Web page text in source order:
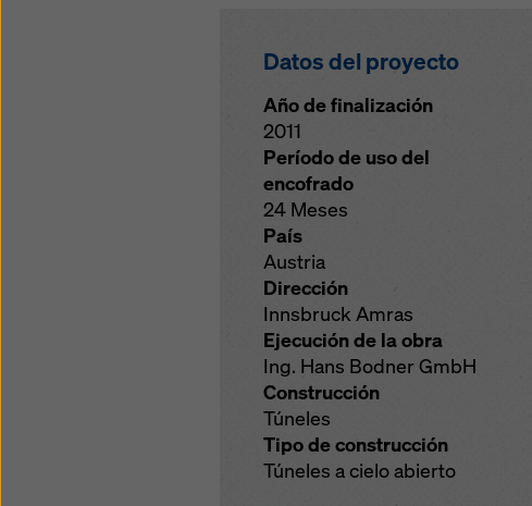
Datos del proyecto
Año de finalización
2011
Período de uso del
encofrado
24 Meses
País
Austria
Dirección
Innsbruck Amras
Ejecución de la obra
Ing. Hans Bodner GmbH
Construcción
Túneles
Tipo de construcción
Túneles a cielo abierto